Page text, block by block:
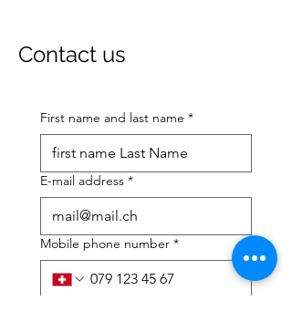
Contact us
First name and last name *
E-mail address *
Mobile phone number *